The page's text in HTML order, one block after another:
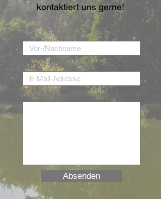
kontaktiert uns gerne!
Vor-/Nachname
E-Mail-Adresse
Eure Frage oder Anmerkung
Absenden